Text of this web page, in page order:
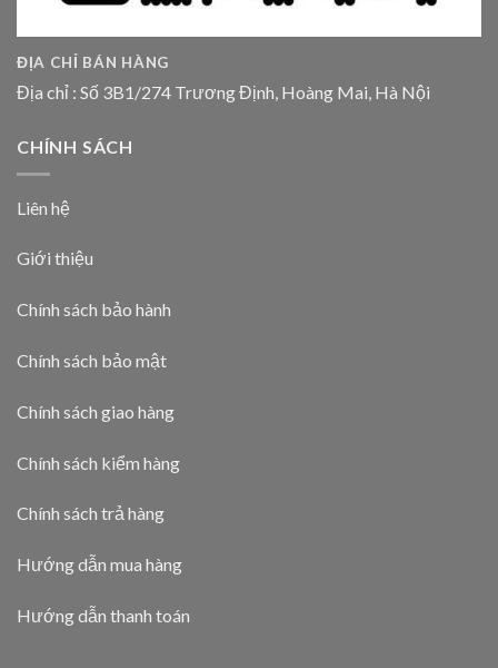
ĐỊA CHỈ BÁN HÀNG
Địa chỉ : Số 3B1/274 Trương Định, Hoàng Mai, Hà Nội
CHÍNH SÁCH
Liên hệ
Giới thiệu
Chính sách bảo hành
Chính sách bảo mật
Chính sách giao hàng
Chính sách kiểm hàng
Chính sách trả hàng
Hướng dẫn mua hàng
Hướng dẫn thanh toán